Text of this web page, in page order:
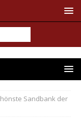
Sandbank der